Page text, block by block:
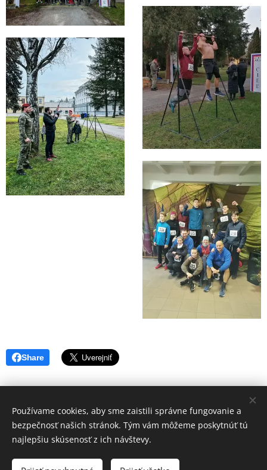
Share
© Klub vojenských výsadkárov SR 2024
Používame cookies, aby sme zaistili správne fungovanie a
bezpečnosť našich stránok. Tým vám môžeme poskytnúť tú
najlepšiu skúsenosť z ich návštevy.